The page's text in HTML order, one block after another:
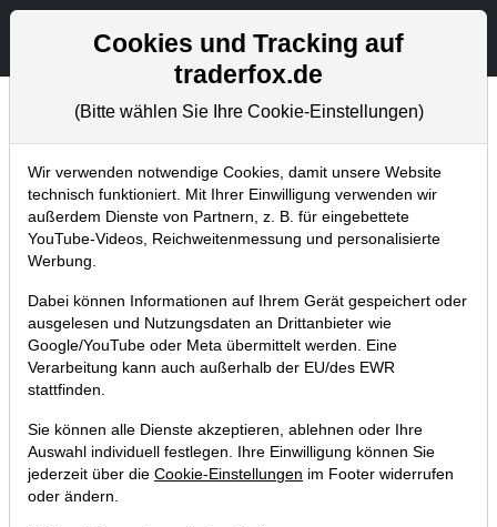
Aktien- und Artikelsuche
Chartanalysen
Home Blog Chartanalysen
Chartanalyse Bechtle: Wann erfolgt
die Bodenbildung bei der
Qualitätswert?
27.12.2022 um 09:59 Uhr | P. Uhlschmied
Cookies und Tracking auf
traderfox.de
(Bitte wählen Sie Ihre Cookie-Einstellungen)
Wir verwenden notwendige Cookies, damit unsere Website
technisch funktioniert. Mit Ihrer Einwilligung verwenden wir
außerdem Dienste von Partnern, z. B. für eingebettete
YouTube-Videos, Reichweitenmessung und personalisierte
Werbung.
Dabei können Informationen auf Ihrem Gerät gespeichert oder
ausgelesen und Nutzungsdaten an Drittanbieter wie
Google/YouTube oder Meta übermittelt werden. Eine
Verarbeitung kann auch außerhalb der EU/des EWR
stattfinden.
Sie können alle Dienste akzeptieren, ablehnen oder Ihre
Auswahl individuell festlegen. Ihre Einwilligung können Sie
jederzeit über die Cookie-Einstellungen im Footer widerrufen
oder ändern.